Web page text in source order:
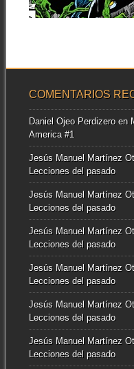
Con el fin de no dejar
entre tomos dejo aquí...
COMENTARIOS
Daniel Ojeo Perdizeroen
America #1
Jesús Manuel Martínez
Lecciones del pasado
Jesús Manuel Martínez
Lecciones del pasado
Jesús Manuel Martínez
Lecciones del pasado
Jesús Manuel Martínez
Lecciones del pasado
Jesús Manuel Martínez
Lecciones del pasado
Jesús Manuel Martínez
Lecciones del pasado